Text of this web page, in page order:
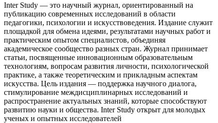
Inter Study — это научный журнал, ориентированный на
публикацию современных исследований в области
педагогики, психологии и искусствоведения. Издание служит
площадкой для обмена идеями, результатами научных работ и
практическим опытом специалистов, объединяя
академическое сообщество разных стран. Журнал принимает
статьи, посвященные инновационным образовательным
технологиям, вопросам развития личности, психологической
практике, а также теоретическим и прикладным аспектам
искусства. Цель издания — поддержка научного диалога,
стимулирование междисциплинарных исследований и
распространение актуальных знаний, которые способствуют
развитию науки и общества. Inter Study открыт для молодых
ученых и опытных исследователей